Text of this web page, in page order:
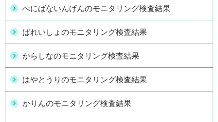
べにばないんげんのモニタリング検査結果
ばれいしょのモニタリング検査結果
からしなのモニタリング検査結果
はやとうりのモニタリング検査結果
かりんのモニタリング検査結果